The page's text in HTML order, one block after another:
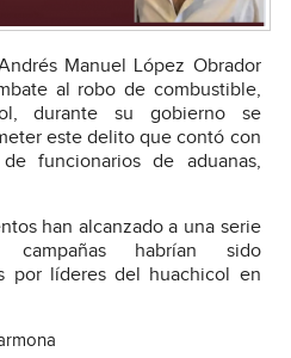
Manuel López Obrador
al robo de combustible,
durante su gobierno se
este delito que contó con
funcionarios de aduanas,
han alcanzado a una serie
habrían sido
por líderes del huachicol en